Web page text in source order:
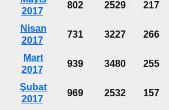
2017
802 2529 217
Nisan
2017
731 3227 266
Mart
2017
939 3480 255
Şubat
2017
969 2532 157